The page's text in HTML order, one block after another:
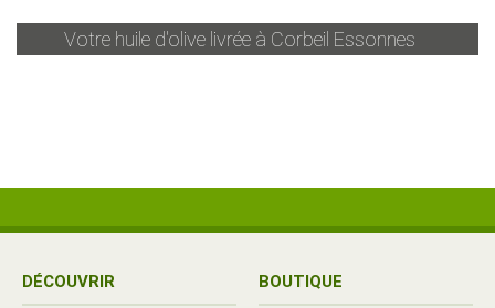
Votre huile d'olive livrée à Corbeil Essonnes
DÉCOUVRIR BOUTIQUE